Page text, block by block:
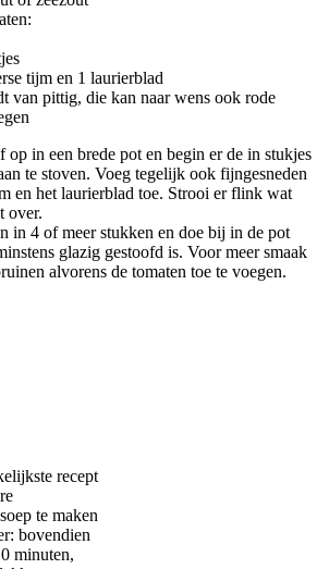
tijm en 1 laurierblad
van pittig, die kan naar wens ook rode
op in een brede pot en begin er de in stukjes
te stoven. Voeg tegelijk ook fijngesneden
en het laurierblad toe. Strooi er flink wat
over.
in 4 of meer stukken en doe bij in de pot
glazig gestoofd is. Voor meer smaak
alvorens de tomaten toe te voegen.
recept
te maken
bovendien
minuten,